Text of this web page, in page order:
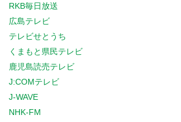
RKB毎日放送
広島テレビ
テレビせとうち
くまもと県民テレビ
鹿児島読売テレビ
J:COMテレビ
J-WAVE
NHK-FM